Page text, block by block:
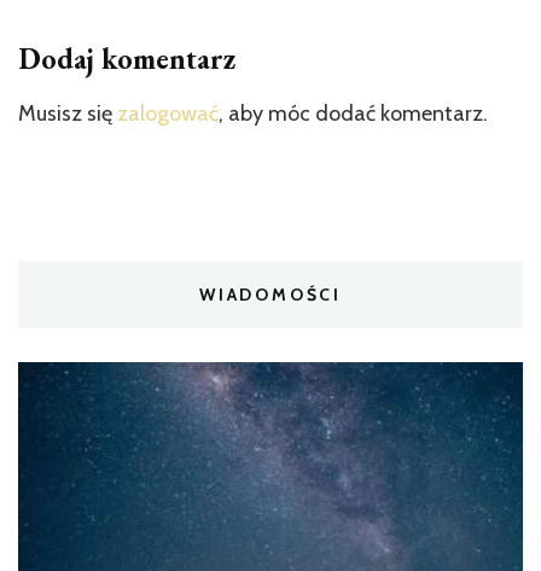
Dodaj komentarz
Musisz się zalogować, aby móc dodać komentarz.
WIADOMOŚCI